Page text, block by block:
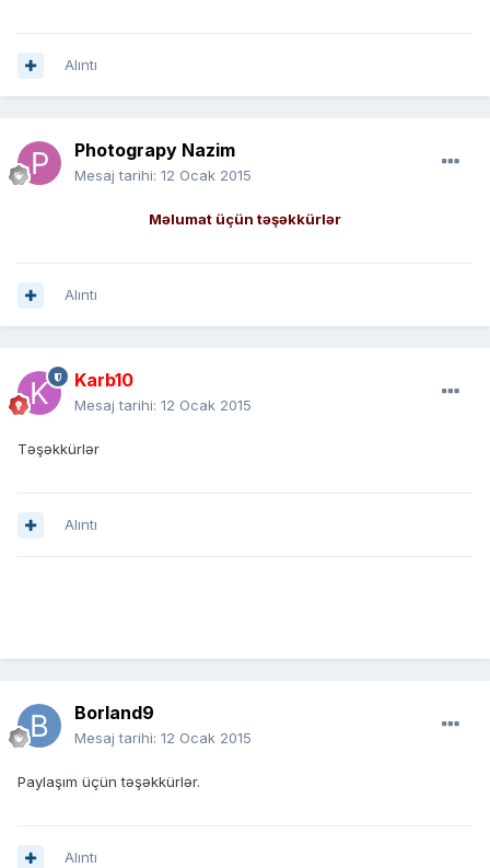
Alıntı
Photograpy Nazim
Mesaj tarihi: 12 Ocak 2015
Məlumat üçün təşəkkürlər
Alıntı
Karb10
Mesaj tarihi: 12 Ocak 2015
Təşəkkürlər
Alıntı
Borland9
Mesaj tarihi: 12 Ocak 2015
Paylaşım üçün təşəkkürlər.
Alıntı